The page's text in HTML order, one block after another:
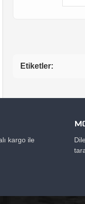
Etiketler:
kargo ile